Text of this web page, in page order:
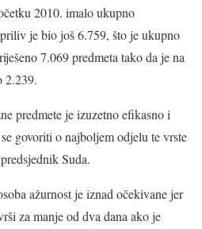
2010. imalo ukupno
je bio još 6.759, što je ukupno
7.069 predmeta tako da je na
2.239.
predmete je izuzetno efikasno i
govoriti o najboljem odjelu te vrste
Suda.
ažurnost je iznad očekivane jer
za manje od dva dana ako je